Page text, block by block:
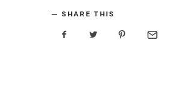
SHARE THIS